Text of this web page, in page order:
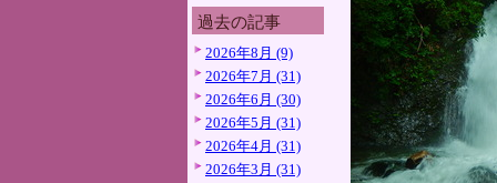
過去の記事
2026年8月 (9)
2026年7月 (31)
2026年6月 (30)
2026年5月 (31)
2026年4月 (31)
2026年3月 (31)